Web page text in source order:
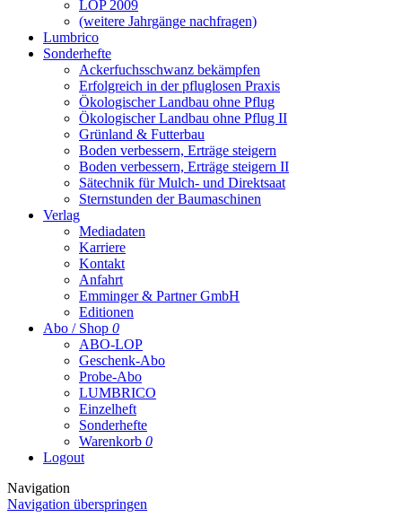
LOP 2009
(weitere Jahrgänge nachfragen)
Lumbrico
Sonderhefte
Ackerfuchsschwanz bekämpfen
Erfolgreich in der pfluglosen Praxis
Ökologischer Landbau ohne Pflug
Ökologischer Landbau ohne Pflug II
Grünland & Futterbau
Boden verbessern, Erträge steigern
Boden verbessern, Erträge steigern II
Sätechnik für Mulch- und Direktsaat
Sternstunden der Baumaschinen
Verlag
Mediadaten
Karriere
Kontakt
Anfahrt
Emminger & Partner GmbH
Editionen
Abo / Shop 0
ABO-LOP
Geschenk-Abo
Probe-Abo
LUMBRICO
Einzelheft
Sonderhefte
Warenkorb 0
Logout
Navigation
Navigation überspringen